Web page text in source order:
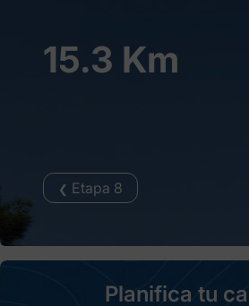
15.3 Km
❮ Etapa 8
Planifica tu